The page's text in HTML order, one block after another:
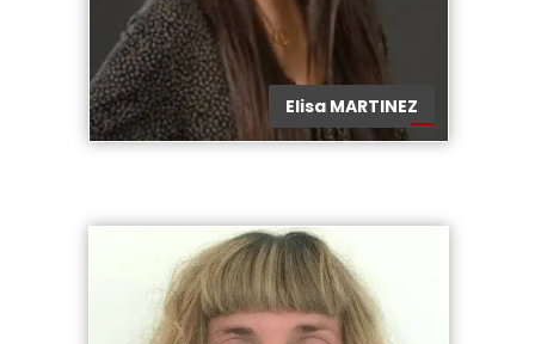
Elisa MARTINEZ